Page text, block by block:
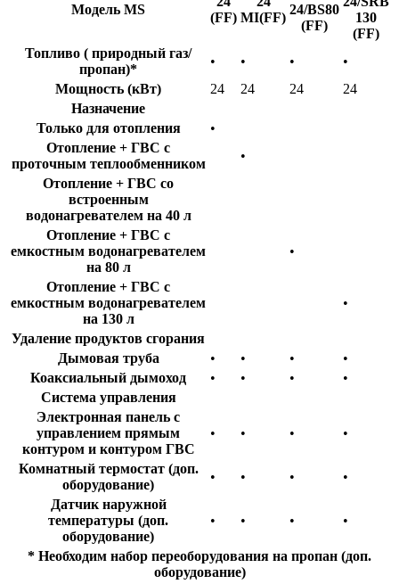
Модель MS
(FF) MI(FF)
24/BS80
(FF)
130
(FF)
Топливо ( природный газ/
пропан)*
• • •
•
Мощность (кВт)
24 24 24
24
Назначение
Только для отопления
•
Отопление + ГВС с
проточным теплообменником
•
Отопление + ГВС со
встроенным
водонагревателем на 40 л
Отопление + ГВС с
емкостным водонагревателем
на 80 л
•
Отопление + ГВС с
емкостным водонагревателем
на 130 л
•
Удаление продуктов сгорания
Дымовая труба
• • •
•
Коаксиальный дымоход
• • •
•
Система управления
Электронная панель с
управлением прямым
контуром и контуром ГВС
• • • •
Комнатный термостат (доп.
оборудование)
• • •
•
Датчик наружной
температуры (доп.
оборудование)
• • • •
* Необходим набор переоборудования на пропан (доп.
оборудование)